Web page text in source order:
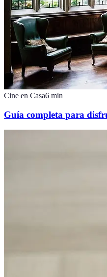
Cine en Casa6 min
Guía completa para